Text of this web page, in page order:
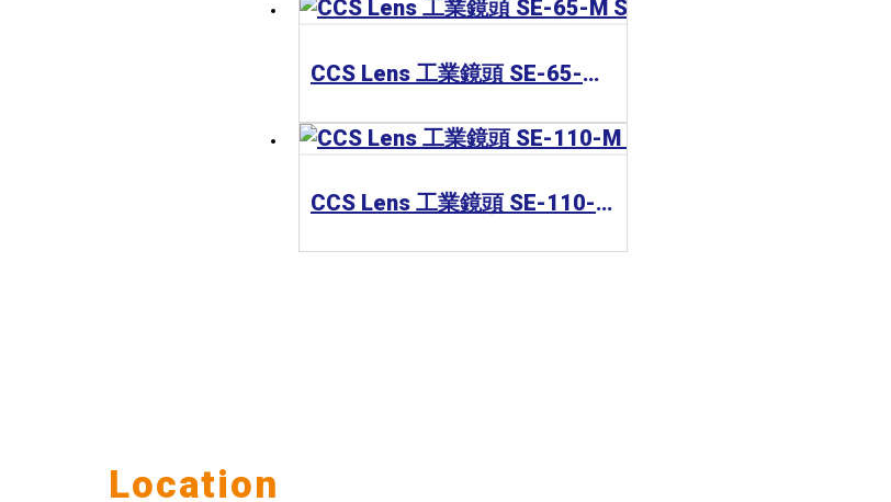
CCS Lens 工業鏡頭 SE-65-M Series
CCS Lens 工業鏡頭 SE-110-M Series
Location